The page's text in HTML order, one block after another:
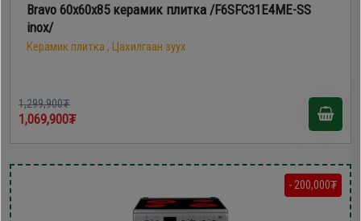
Bravo 60х60х85 керамик плитка /F6SFC31E4ME-SS
inox/
Керамик плитка , Цахилгаан зуух
1,299,900₮
1,069,900₮
- 200,000₮